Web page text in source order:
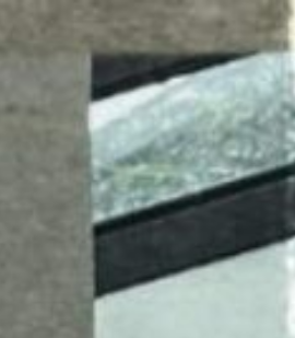
amazon shop
About me
Galehia
Voilà Beauté